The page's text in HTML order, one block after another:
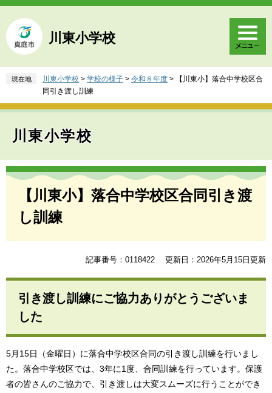
ペ
ジ
の
頭
。
メ
ュ
ー
飛
て
川東小学校
現在地 川東小学校 > 学校の様子 > 令和８年度 >
【川東小】落合中学校区合
同引き渡し訓練
川東小学校
本
【川東小】落合中学校区合同引き渡
し訓練
記事番号：0118422 更新日：2026年5月15日更新
引き渡し訓練にご協力ありがとうございま
した
5月15日（金曜日）に落合中学校区合同の引き渡し訓練を行いまし
た。落合中学校区では、3年に1度、合同訓練を行っています。保護
者の皆さんのご協力で、引き渡しは大変スムーズに行うことができ